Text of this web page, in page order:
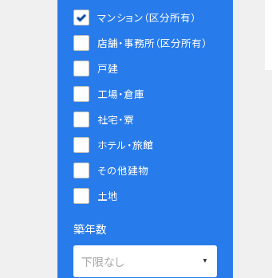
マンション（区分所有）
店舗・事務所（区分所有）
戸建
工場・倉庫
社宅・寮
ホテル・旅館
その他建物
土地
築年数